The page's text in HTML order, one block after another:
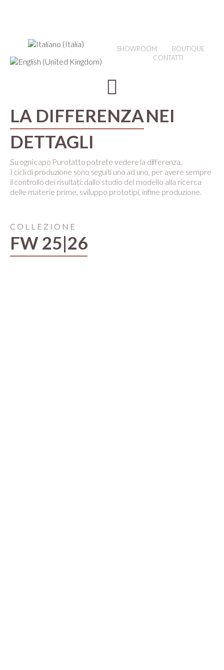
SHOWROOM
BOUTIQUE
CONTATTI
LA DIFFERENZANEI
DETTAGLI
Su ogni capo Purotatto potrete vedere la differenza.
I cicli di produzione sono seguiti uno ad uno, per avere sempre
il controllo dei risultati: dallo studio del modello alla ricerca
delle materie prime, sviluppo prototipi, infine produzione.
COLLEZIONE
FW 25|26